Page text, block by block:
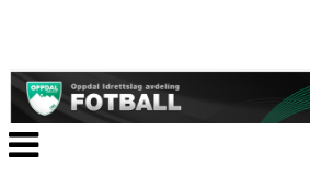
Veksle
navigasjon